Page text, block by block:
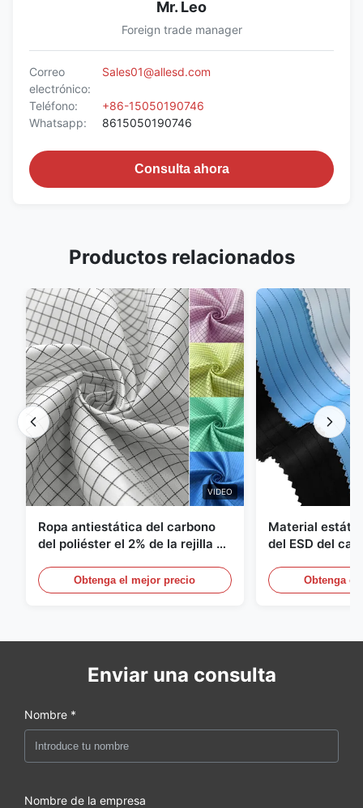
Mr. Leo
Foreign trade manager
Correo
electrónico:
Sales01@allesd.com
Teléfono:
+86-15050190746
Whatsapp:
8615050190746
Consulta ahora
Productos relacionados
VIDEO
Ropa antiestática del carbono
del poliéster el 2% de la rejilla el
1/2
Obtenga el mejor precio
Material
del ESD del
Obtenga el
Enviar una consulta
Nombre *
Nombre de la empresa